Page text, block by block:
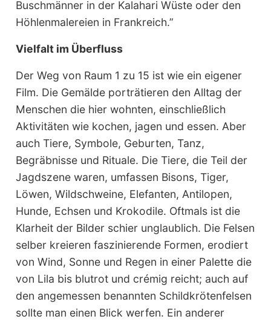
Buschmänner in der Kalahari Wüste oder den
Höhlenmalereien in Frankreich.”
Vielfalt im Überfluss
Der Weg von Raum 1 zu 15 ist wie ein eigener
Film. Die Gemälde porträtieren den Alltag der
Menschen die hier wohnten, einschließlich
Aktivitäten wie kochen, jagen und essen. Aber
auch Tiere, Symbole, Geburten, Tanz,
Begräbnisse und Rituale. Die Tiere, die Teil der
Jagdszene waren, umfassen Bisons, Tiger,
Löwen, Wildschweine, Elefanten, Antilopen,
Hunde, Echsen und Krokodile. Oftmals ist die
Klarheit der Bilder schier unglaublich. Die Felsen
selber kreieren faszinierende Formen, erodiert
von Wind, Sonne und Regen in einer Palette die
von Lila bis blutrot und crémig reicht; auch auf
den angemessen benannten Schildkrötenfelsen
sollte man einen Blick werfen. Ein anderer